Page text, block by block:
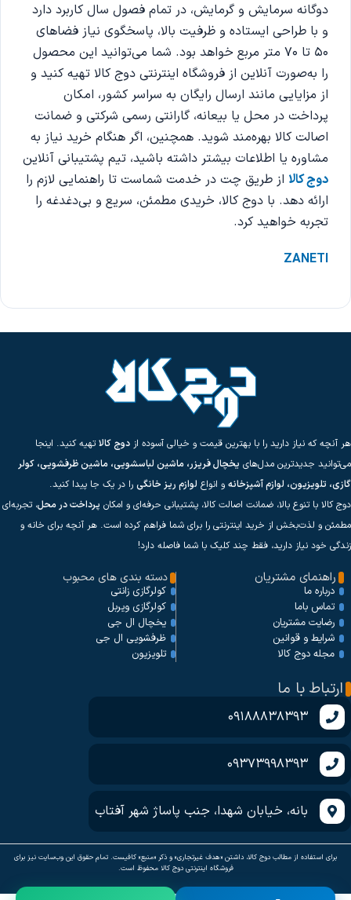
دوگانه سرمایش و گرمایش، در تمام فصول سال کاربرد دارد
و با طراحی ایستاده و ظرفیت بالا، پاسخگوی نیاز فضاهای
۵۰ تا ۷۰ متر مربع خواهد بود. شما می‌توانید این محصول
را به‌صورت آنلاین از فروشگاه اینترنتی دوج کالا تهیه کنید و
از مزایایی مانند ارسال رایگان به سراسر کشور، امکان
پرداخت در محل یا بیعانه، گارانتی رسمی شرکتی و ضمانت
اصالت کالا بهره‌مند شوید. همچنین، اگر هنگام خرید نیاز به
مشاوره یا اطلاعات بیشتر داشته باشید، تیم پشتیبانی آنلاین
دوج کالا از طریق چت در خدمت شماست تا راهنمایی لازم را
ارائه دهد. با دوج کالا، خریدی مطمئن، سریع و بی‌دغدغه را
تجربه خواهید کرد.
ZANETI
هر آنچه که نیاز دارید را با بهترین قیمت و خیالی آسوده از دوج کالاتهیه کنید. اینجا
می‌توانید جدیدترین مدل‌های یخچال فریزر، ماشین لباسشویی، ماشین ظرفشویی، کولر
گازی، تلویزیون، لوازم آشپزخانه و انواع لوازم ریز خانگی را در یک جا پیدا کنید.
دوج کالا با تنوع بالا، ضمانت اصالت کالا، پشتیبانی حرفه‌ای و امکان پرداخت در محل، تجربه‌ای
مطمئن و لذت‌بخش از خرید اینترنتی را برای شما فراهم کرده است. هر آنچه برای خانه و
زندگی خود نیاز دارید، فقط چند کلیک با شما فاصله دارد!
راهنمای مشتریان
درباره ما
تماس باما
رضایت مشتریان
شرایط و قوانین
مجله دوج کالا
دسته بندی های محبوب
کولرگازی زانتی
کولرگازی ویربل
یخچال ال جی
ظرفشویی ال جی
تلویزیون
ارتباط با ما
09188838393
09373998393
بانه، خیابان شهدا، جنب پاساژ شهر آفتاب
برای استفاده از مطالب دوج کالا، داشتن «هدف غیرتجاری» و ذکر «منبع» کافیست. تمام حقوق اين وب‌سايت نیز برای
فروشگاه اینترنتی دوج کالا محفوظ است.